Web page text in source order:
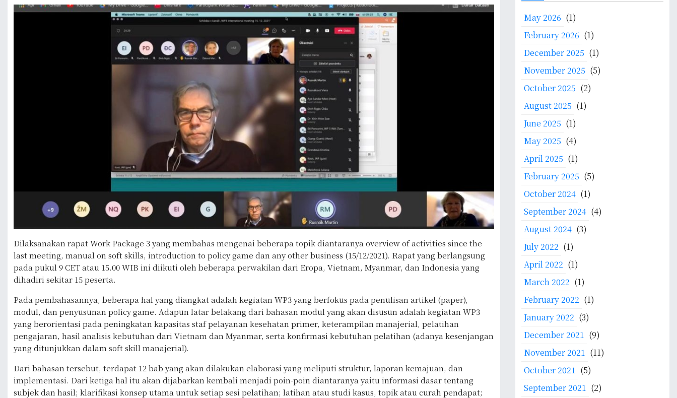
Dilaksanakan rapat Work Package 3 yang membahas mengenai beberapa topik diantaranya overview of activities since the
last meeting, manual on soft skills, introduction to policy game dan any other business (15/12/2021). Rapat yang berlangsung
pada pukul 9 CET atau 15.00 WIB ini diikuti oleh beberapa perwakilan dari Eropa, Vietnam, Myanmar, dan Indonesia yang
dihadiri sekitar 15 peserta.
Pada pembahasannya, beberapa hal yang diangkat adalah kegiatan WP3 yang berfokus pada penulisan artikel (paper),
modul, dan penyusunan policy game. Adapun latar belakang dari bahasan modul yang akan disusun adalah kegiatan WP3
yang berorientasi pada peningkatan kapasitas staf pelayanan kesehatan primer, keterampilan manajerial, pelatihan
pengajaran, hasil analisis kebutuhan dari Vietnam dan Myanmar, serta konfirmasi kebutuhan pelatihan (adanya kesenjangan
yang ditunjukkan dalam soft skill manajerial).
Dari bahasan tersebut, terdapat 12 bab yang akan dilakukan elaborasi yang meliputi struktur, laporan kemajuan, dan
implementasi. Dari ketiga hal itu akan dijabarkan kembali menjadi poin-poin diantaranya yaitu informasi dasar tentang
subjek dan hasil; klarifikasi konsep utama untuk setiap sesi pelatihan; latihan atau studi kasus, topik atau curah pendapat;
hMay 2026 (1)
February 2026 (1)
December 2025 (1)
November 2025 (5)
October 2025 (2)
August 2025 (1)
June 2025 (1)
May 2025 (4)
April 2025 (1)
February 2025 (5)
October 2024 (1)
September 2024 (4)
August 2024 (3)
July 2022 (1)
April 2022 (1)
March 2022 (1)
February 2022 (1)
January 2022 (3)
December 2021 (9)
November 2021 (11)
October 2021 (5)
September 2021 (2)